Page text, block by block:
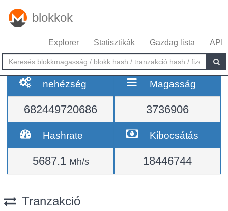
blokkok
Explorer Statisztikák Gazdag lista API
nehézség
682449720686
Magasság
3736906
Hashrate
5687.1 Mh/s
Kibocsátás
18446744
Tranzakció